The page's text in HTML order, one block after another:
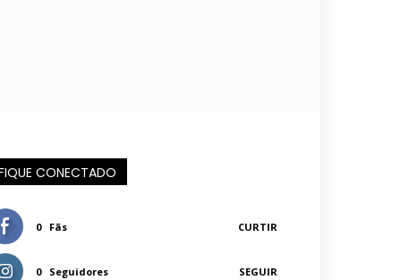
CONECTADO
0 Fãs CURTIR
0 Seguidores SEGUIR